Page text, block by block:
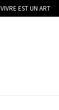
VIVRE EST UN ART